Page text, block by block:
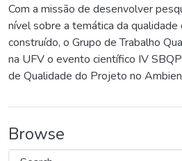
Com a missão de desenvolver
nível sobre a temática da
construído, o Grupo de Trabalho
na UFV o evento científico IV
de Qualidade do Projeto no
Browse